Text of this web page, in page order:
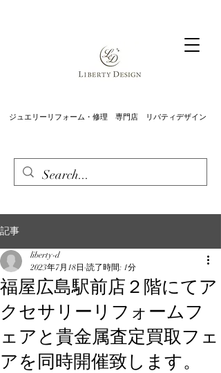
ジュエリーリフォーム・修理 専門店 リバティデザイン
記事
福屋広島駅前店２階にてア
クセサリーリフォームフ
ェアと貴金属査定買取フェ
アを同時開催致します。
liberty-d
2023年7月18日 読了時間: 1分